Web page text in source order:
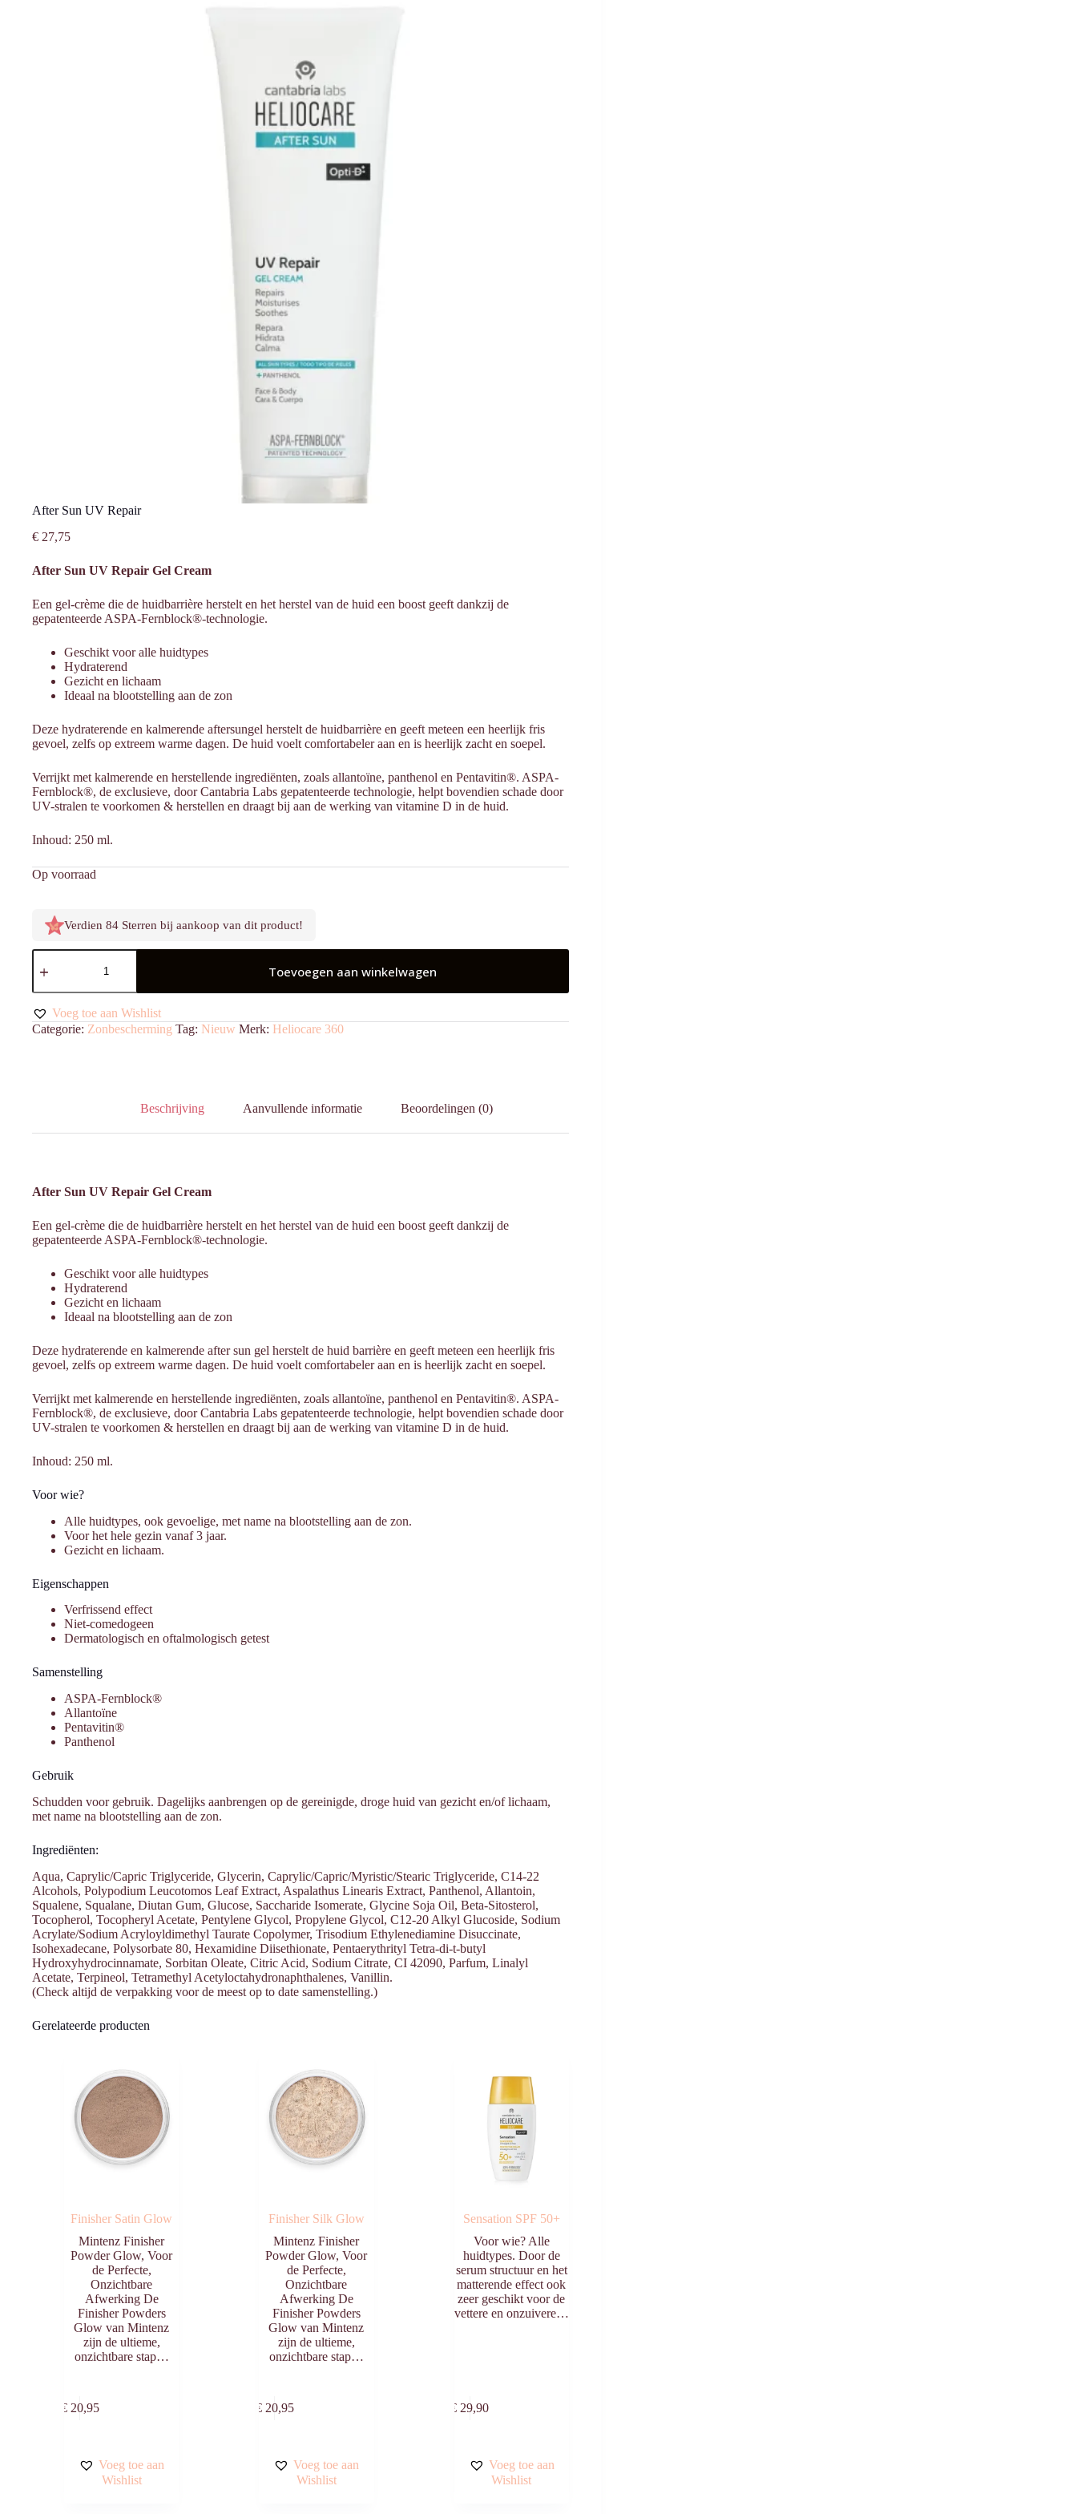
After Sun UV Repair
€ 27,75
After Sun UV Repair Gel Cream
Een gel-crème die de huidbarrière herstelt en het herstel van de huid een boost geeft dankzij de
gepatenteerde ASPA-Fernblock®-technologie.
Geschikt voor alle huidtypes
Hydraterend
Gezicht en lichaam
Ideaal na blootstelling aan de zon
Deze hydraterende en kalmerende aftersungel herstelt de huidbarrière en geeft meteen een heerlijk fris
gevoel, zelfs op extreem warme dagen. De huid voelt comfortabeler aan en is heerlijk zacht en soepel.
Verrijkt met kalmerende en herstellende ingrediënten, zoals allantoïne, panthenol en Pentavitin®. ASPA-
Fernblock®, de exclusieve, door Cantabria Labs gepatenteerde technologie, helpt bovendien schade door
UV-stralen te voorkomen & herstellen en draagt bij aan de werking van vitamine D in de huid.
Inhoud: 250 ml.
Op voorraad
Verdien 84 Sterren bij aankoop van dit product!
After
Sun
Repair
aantal
Toevoegen aan winkelwagen
Voeg toe aan Wishlist
Categorie: Zonbescherming Tag: Nieuw Merk: Heliocare 360
Beschrijving Aanvullende informatie Beoordelingen (0)
After Sun UV Repair Gel Cream
Een gel-crème die de huidbarrière herstelt en het herstel van de huid een boost geeft dankzij de
gepatenteerde ASPA-Fernblock®-technologie.
Geschikt voor alle huidtypes
Hydraterend
Gezicht en lichaam
Ideaal na blootstelling aan de zon
Deze hydraterende en kalmerende after sun gel herstelt de huid barrière en geeft meteen een heerlijk fris
gevoel, zelfs op extreem warme dagen. De huid voelt comfortabeler aan en is heerlijk zacht en soepel.
Verrijkt met kalmerende en herstellende ingrediënten, zoals allantoïne, panthenol en Pentavitin®. ASPA-
Fernblock®, de exclusieve, door Cantabria Labs gepatenteerde technologie, helpt bovendien schade door
UV-stralen te voorkomen & herstellen en draagt bij aan de werking van vitamine D in de huid.
Inhoud: 250 ml.
Voor wie?
Alle huidtypes, ook gevoelige, met name na blootstelling aan de zon.
Voor het hele gezin vanaf 3 jaar.
Gezicht en lichaam.
Eigenschappen
Verfrissend effect
Niet-comedogeen
Dermatologisch en oftalmologisch getest
Samenstelling
ASPA-Fernblock®
Allantoïne
Pentavitin®
Panthenol
Gebruik
Schudden voor gebruik. Dagelijks aanbrengen op de gereinigde, droge huid van gezicht en/of lichaam,
met name na blootstelling aan de zon.
Ingrediënten:
Aqua, Caprylic/Capric Triglyceride, Glycerin, Caprylic/Capric/Myristic/Stearic Triglyceride, C14-22
Alcohols, Polypodium Leucotomos Leaf Extract, Aspalathus Linearis Extract, Panthenol, Allantoin,
Squalene, Squalane, Diutan Gum, Glucose, Saccharide Isomerate, Glycine Soja Oil, Beta-Sitosterol,
Tocopherol, Tocopheryl Acetate, Pentylene Glycol, Propylene Glycol, C12-20 Alkyl Glucoside, Sodium
Acrylate/Sodium Acryloyldimethyl Taurate Copolymer, Trisodium Ethylenediamine Disuccinate,
Isohexadecane, Polysorbate 80, Hexamidine Diisethionate, Pentaerythrityl Tetra-di-t-butyl
Hydroxyhydrocinnamate, Sorbitan Oleate, Citric Acid, Sodium Citrate, CI 42090, Parfum, Linalyl
Acetate, Terpineol, Tetramethyl Acetyloctahydronaphthalenes, Vanillin.
(Check altijd de verpakking voor de meest op to date samenstelling.)
Gerelateerde producten
Finisher Satin Glow
Mintenz Finisher
Powder Glow, Voor
de Perfecte,
Onzichtbare
Afwerking De
Finisher Powders
Glow van Mintenz
zijn de ultieme,
onzichtbare stap…
€20,95
Voeg toe aan
Wishlist
Finisher Silk Glow
Mintenz Finisher
Powder Glow, Voor
de Perfecte,
Onzichtbare
Afwerking De
Finisher Powders
Glow van Mintenz
zijn de ultieme,
onzichtbare stap…
€20,95
Voeg toe aan
Wishlist
Sensation SPF 50+
Voor wie? Alle
huidtypes. Door de
serum structuur en het
matterende effect ook
zeer geschikt voor de
vettere en onzuivere…
€ 29,90
Voeg toe aan
Wishlist